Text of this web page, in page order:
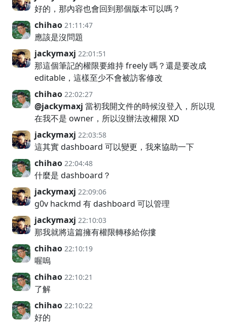
好的，那內容也會回到那個版本可以嗎？
chihao 21:11:47
應該是沒問題
jackymaxj 22:01:51
那這個筆記的權限要維持 freely 嗎？還是要改成
editable，這樣至少不會被訪客修改
chihao 22:02:27
@jackymaxj 當初我開文件的時候沒登入，所以現
在我不是 owner，所以沒辦法改權限 XD
jackymaxj 22:03:58
這其實 dashboard 可以變更，我來協助一下
chihao 22:04:48
什麼是 dashboard？
jackymaxj 22:09:06
g0v hackmd 有 dashboard 可以管理
jackymaxj 22:10:03
那我就將這篇擁有權限轉移給你摟
chihao 22:10:19
喔嗚
chihao 22:10:21
了解
chihao 22:10:22
好的